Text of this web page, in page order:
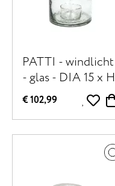
PATTI - windlicht
- glas - DIA 15 x H
25,5 cm -
transparant
€ 102,99